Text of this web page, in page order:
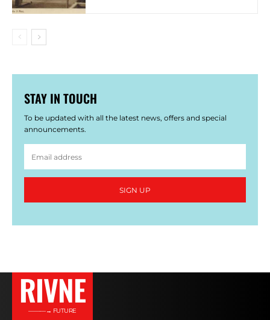
STAY IN TOUCH
To be updated with all the latest news, offers and special
announcements.
SIGN UP
RIVNE
———→ FUTURE